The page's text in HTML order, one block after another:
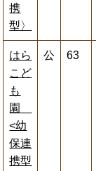
携
型〉
はら
こど
も
園
<幼
保連
携型
公 63